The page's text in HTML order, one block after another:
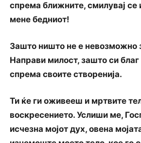
спрема ближните, смилувај се
мене бедниот!
Зашто ништо не е невозможно
Направи милост, зашто си
спрема своите створенија.
Ти ќе ги оживееш и мртвите
воскресението. Услиши ме,
исчезна мојот дух, овена